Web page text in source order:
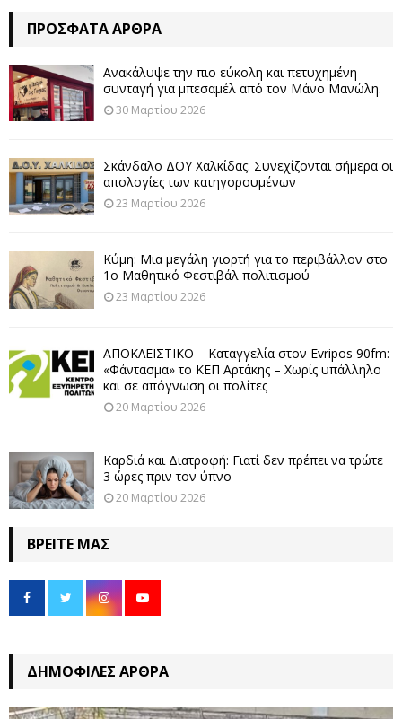
ΠΡΌΣΦΑΤΑ ΆΡΘΡΑ
Ανακάλυψε την πιο εύκολη και πετυχημένη
συνταγή για μπεσαμέλ από τον Μάνο Μανώλη.
30 Μαρτίου 2026
Σκάνδαλο ΔΟΥ Χαλκίδας: Συνεχίζονται σήμερα οι
απολογίες των κατηγορουμένων
23 Μαρτίου 2026
Κύμη: Μια μεγάλη γιορτή για το περιβάλλον στο
1ο Μαθητικό Φεστιβάλ πολιτισμού
23 Μαρτίου 2026
ΑΠΟΚΛΕΙΣΤΙΚΟ – Καταγγελία στον Evripos 90fm:
«Φάντασμα» το ΚΕΠ Αρτάκης – Χωρίς υπάλληλο
και σε απόγνωση οι πολίτες
20 Μαρτίου 2026
Καρδιά και Διατροφή: Γιατί δεν πρέπει να τρώτε
3 ώρες πριν τον ύπνο
20 Μαρτίου 2026
ΒΡΕΊΤΕ ΜΑΣ
ΔΗΜΟΦΙΛΈΣ ΆΡΘΡΑ